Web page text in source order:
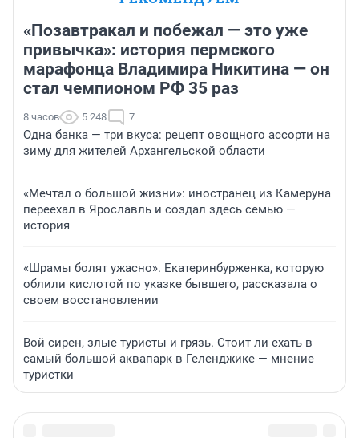
«Позавтракал и побежал — это уже
привычка»: история пермского
марафонца Владимира Никитина — он
стал чемпионом РФ 35 раз
8 часов 5 248 7
Одна банка — три вкуса: рецепт овощного ассорти на
зиму для жителей Архангельской области
«Мечтал о большой жизни»: иностранец из Камеруна
переехал в Ярославль и создал здесь семью —
история
«Шрамы болят ужасно». Екатеринбурженка, которую
облили кислотой по указке бывшего, рассказала о
своем восстановлении
Вой сирен, злые туристы и грязь. Стоит ли ехать в
самый большой аквапарк в Геленджике — мнение
туристки